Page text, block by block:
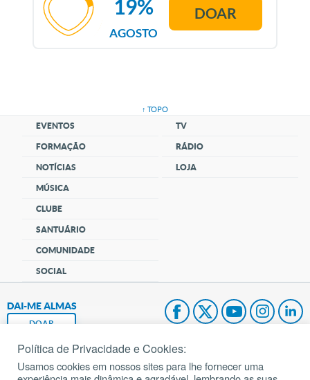
AGOSTO
19% DOAR
↑ TOPO
EVENTOS
FORMAÇÃO
NOTÍCIAS
MÚSICA
CLUBE
SANTUÁRIO
COMUNIDADE
SOCIAL
TV
RÁDIO
LOJA
DAI-ME ALMAS
DOAR
Fundação João Paulo II
Política de Privacidade e Cookies:
Usamos cookies em nossos sites para lhe fornecer uma